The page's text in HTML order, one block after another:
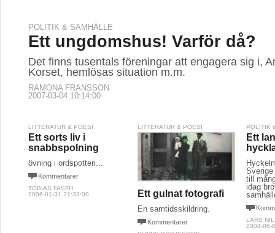
POLITIK & SAMHÄLLE
Ett ungdomshus! Varför då?
Det finns tusentals föreningar att engagera sig i,
Korset, hemlösas situation m.m.
RAMONA FRANSSON
2007-03-04 10:14:00
LITTERATUR & POESI
Ett sorts liv i
snabbspolning
övning i ordspotteri...
Kommentarer
TOBIAS FASTH
2006-01-31 21:33:00
LITTERATUR & POESI
Ett gulnat fotografi
En samtidsskildring.
Kommentarer
POLITIK
Ett
till
idag
LARS
2004-06-